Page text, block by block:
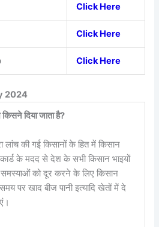
Click Here
Click Here
Click Here
2024
दिया जाता है?
लांच की गई किसानों के हित में किसान
के मदद से देश के सभी किसान भाइयों
को दूर करने के लिए किसान
पर खाद बीज पानी इत्यादि खेतों में दे